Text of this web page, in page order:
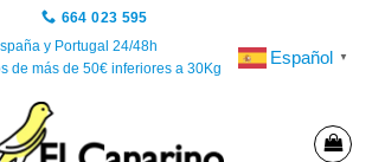
664 023 595
y Portugal 24/48h
de más de 50€ inferiores a 30Kg
Español ▼